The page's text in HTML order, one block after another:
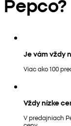
Je vám vždy
Viac ako 100
Vždy nízke
V predajniach